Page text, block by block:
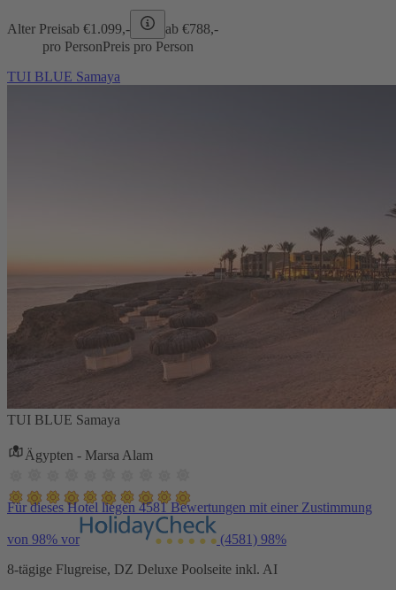
Alter Preisab €1.099,- ab €788,-
pro PersonPreis pro Person
TUI BLUE Samaya
TUI BLUE Samaya
Ägypten - Marsa Alam
Für dieses Hotel liegen 4581 Bewertungen mit einer Zustimmung
von 98% vor (4581) 98%
8-tägige Flugreise, DZ Deluxe Poolseite inkl. AI